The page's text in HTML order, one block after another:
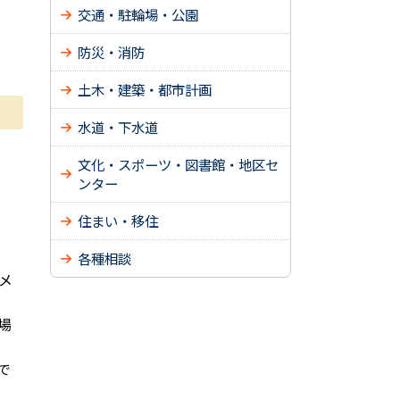
交通・駐輪場・公園
防災・消防
土木・建築・都市計画
水道・下水道
文化・スポーツ・図書館・地区セ
ンター
住まい・移住
各種相談